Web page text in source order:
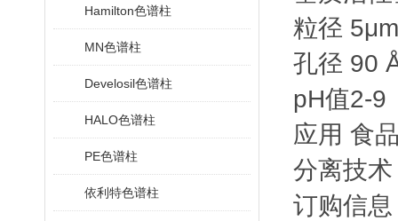
Hamilton色谱柱
MN色谱柱
Develosil色谱柱
HALO色谱柱
PE色谱柱
依利特色谱柱
粒径 5μm
孔径 90
pH值2-9
应用 食
分离技
订购信息